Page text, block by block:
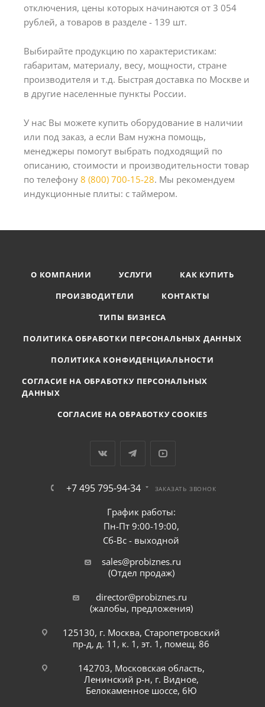
отключения, цены которых начинаются от 3 054
рублей, а товаров в разделе - 139 шт.
Выбирайте продукцию по характеристикам:
габаритам, материалу, весу, мощности, стране
производителя и т.д. Быстрая доставка по Москве и
в другие населенные пункты России.
У нас Вы можете купить оборудование в наличии
или под заказ, а если Вам нужна помощь,
менеджеры помогут выбрать подходящий по
описанию, стоимости и производительности товар
по телефону 8 (800) 700-15-28. Мы рекомендуем
индукционные плиты: с таймером.
О КОМПАНИИ УСЛУГИ
КАК КУПИТЬ
ПРОИЗВОДИТЕЛИ
КОНТАКТЫ
ТИПЫ БИЗНЕСА
ПОЛИТИКА ОБРАБОТКИ ПЕРСОНАЛЬНЫХ ДАННЫХ
ПОЛИТИКА КОНФИДЕНЦИАЛЬНОСТИ
СОГЛАСИЕ НА ОБРАБОТКУ ПЕРСОНАЛЬНЫХ
ДАННЫХ
СОГЛАСИЕ НА ОБРАБОТКУ COOKIES
+7 495 795-94-34 ЗАКАЗАТЬ ЗВОНОК
График работы:
Пн-Пт 9:00-19:00,
Сб-Вс - выходной
sales@probiznes.ru
(Отдел продаж)
director@probiznes.ru
(жалобы, предложения)
125130, г. Москва, Старопетровский
пр-д, д. 11, к. 1, эт. 1, помещ. 86
142703, Московская область,
Ленинский р-н, г. Видное,
Белокаменное шоссе, 6Ю